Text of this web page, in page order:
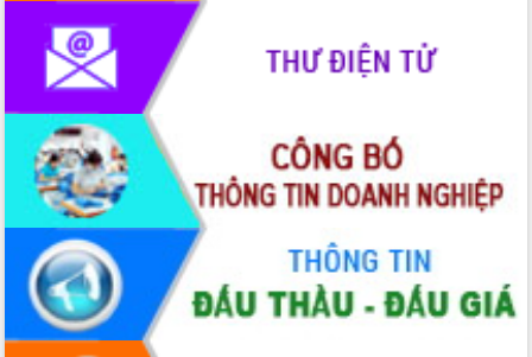
Phó Chủ tịch Thường trực UBND tỉnh
Hồ Thị Nguyên Thảo làm việc tại Trung
tâm Phục vụ hành chính công xã Ea
Phê
Xây dựng nền hành chính số đồng
hành cùng nông dân dân, doanh nghiệp
Giai đoạn 2026-2030, Đắk Lắk phấn
đấu có 77% xã đạt chuẩn nông thôn
Chuyển đổi số 'mở đường' cho nông
nghiệp Đắk Lắk tăng trưởng bứt phá
Triển khai đồng bộ đo đạc, lập hồ sơ
địa chính, hoàn thiện cơ sở dữ liệu đất
đai